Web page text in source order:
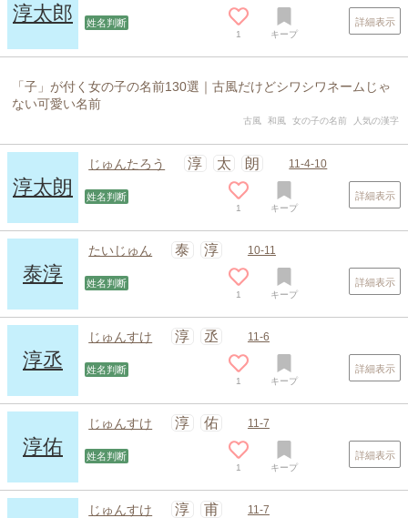
淳太郎 姓名判断
1 キープ
詳細表示
「子」が付く女の子の名前130選｜古風だけどシワシワネームじゃ
ない可愛い名前
古風 和風 女の子の名前 人気の漢字
淳太朗
じゅんたろう 淳 太 朗 11-4-10
姓名判断
1 キープ
詳細表示
泰淳
たいじゅん 泰 淳 10-11
姓名判断
1 キープ
詳細表示
淳丞
じゅんすけ 淳 丞 11-6
姓名判断
1 キープ
詳細表示
淳佑
じゅんすけ 淳 佑 11-7
姓名判断
1 キープ
詳細表示
じゅんすけ 淳 甫 11-7